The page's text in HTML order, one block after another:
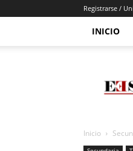
Registrarse /
INICIO
Del
Inicio